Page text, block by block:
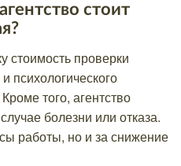
стоит
стоимость проверки
психологического
того, агентство
болезни или отказа.
работы, но и за снижение